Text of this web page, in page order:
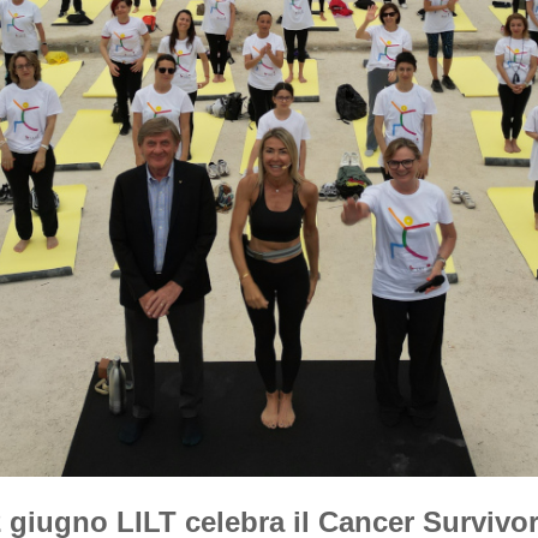
giugno LILT celebra il Cancer Survivor